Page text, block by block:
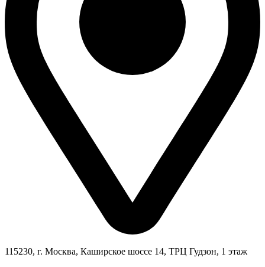
115230, г. Москва, Каширское шоссе 14, ТРЦ Гудзон, 1 этаж